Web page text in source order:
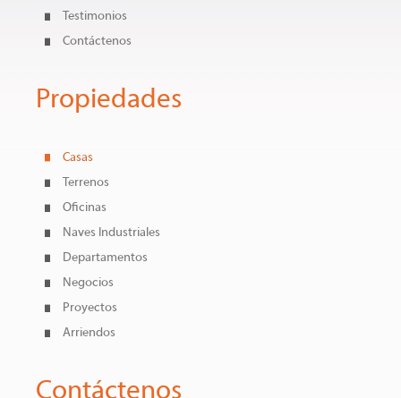
Testimonios
Contáctenos
Propiedades
Casas
Terrenos
Oficinas
Naves Industriales
Departamentos
Negocios
Proyectos
Arriendos
Contáctenos